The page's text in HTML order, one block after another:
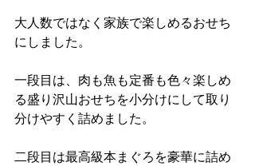
大人数ではなく家族で楽しめるおせち
にしました。
一段目は、肉も魚も定番も色々楽しめ
る盛り沢山おせちを小分けにして取り
分けやすく詰めました。
二段目は最高級本まぐろを豪華に詰め